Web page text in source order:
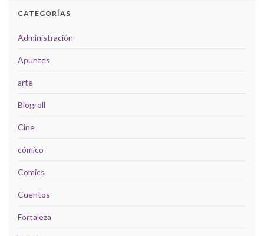
CATEGORÍAS
Administración
Apuntes
arte
Blogroll
Cine
cómico
Comics
Cuentos
Fortaleza